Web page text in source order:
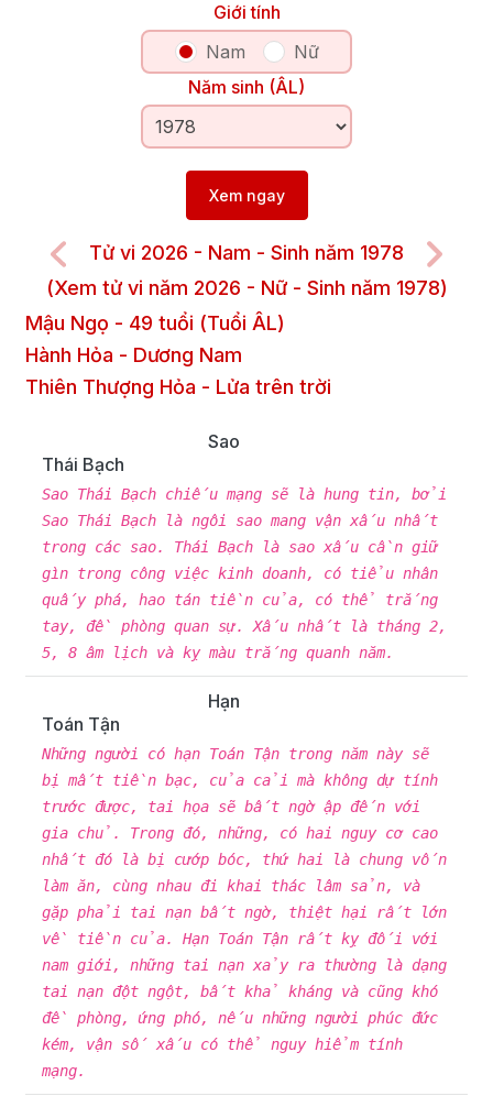
Giới tính
Nam
Nữ
Năm sinh (ÂL)
Xem ngay
Tử vi 2026 - Nam - Sinh năm 1978
(Xem tử vi năm 2026 - Nữ - Sinh năm 1978)
Mậu Ngọ - 49 tuổi (Tuổi ÂL)
Hành Hỏa - Dương Nam
Thiên Thượng Hỏa - Lửa trên trời
Sao
Thái Bạch
Sao Thái Bạch chiếu mạng sẽ là hung tin, bởi
Sao Thái Bạch là ngôi sao mang vận xấu nhất
trong các sao. Thái Bạch là sao xấu cần giữ
gìn trong công việc kinh doanh, có tiểu nhân
quấy phá, hao tán tiền của, có thể trắng
tay, đề phòng quan sự. Xấu nhất là tháng 2,
5, 8 âm lịch và kỵ màu trắng quanh năm.
Hạn
Toán Tận
Những người có hạn Toán Tận trong năm này sẽ
bị mất tiền bạc, của cải mà không dự tính
trước được, tai họa sẽ bất ngờ ập đến với
gia chủ. Trong đó, những, có hai nguy cơ cao
nhất đó là bị cướp bóc, thứ hai là chung vốn
làm ăn, cùng nhau đi khai thác lâm sản, và
gặp phải tai nạn bất ngờ, thiệt hại rất lớn
về tiền của. Hạn Toán Tận rất kỵ đối với
nam giới, những tai nạn xảy ra thường là dạng
tai nạn đột ngột, bất khả kháng và cũng khó
đề phòng, ứng phó, nếu những người phúc đức
kém, vận số xấu có thể nguy hiểm tính
mạng.